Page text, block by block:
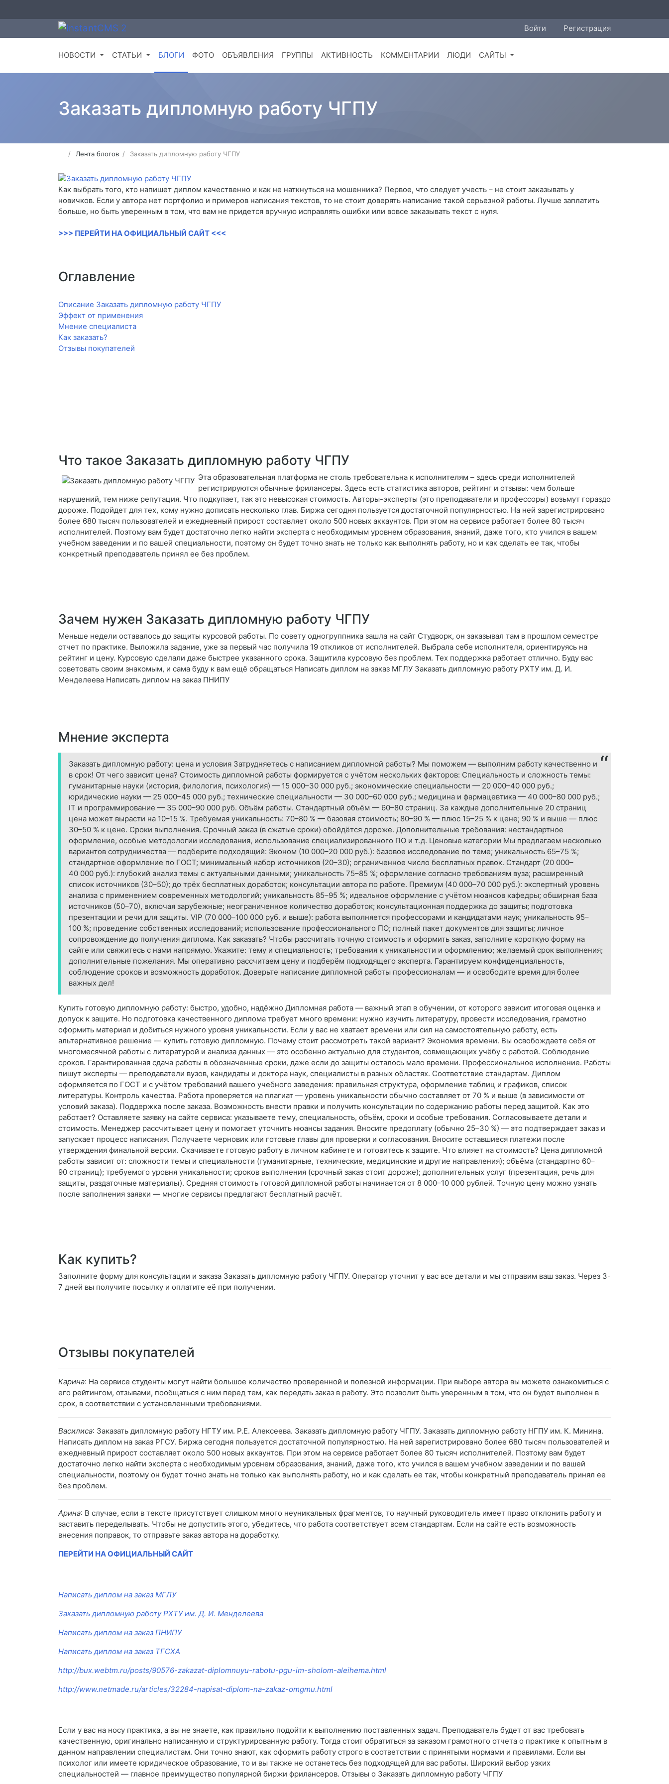
Войти Регистрация
НОВОСТИ СТАТЬИ БЛОГИ ФОТО ОБЪЯВЛЕНИЯ ГРУППЫ АКТИВНОСТЬ КОММЕНТАРИИ ЛЮДИ САЙТЫ
Заказать дипломную работу ЧГПУ
Лента блогов Заказать дипломную работу ЧГПУ
Как выбрать того, кто напишет диплом качественно и как не наткнуться на мошенника? Первое, что следует учесть – не стоит заказывать у
новичков. Если у автора нет портфолио и примеров написания текстов, то не стоит доверять написание такой серьезной работы. Лучше заплатить
больше, но быть уверенным в том, что вам не придется вручную исправлять ошибки или вовсе заказывать текст с нуля.
>>> ПЕРЕЙТИ НА ОФИЦИАЛЬНЫЙ САЙТ <<<
Оглавление
Описание Заказать дипломную работу ЧГПУ
Эффект от применения
Мнение специалиста
Как заказать?
Отзывы покупателей
Что такое Заказать дипломную работу ЧГПУ
Эта образовательная платформа не столь требовательна к исполнителям – здесь среди исполнителей
регистрируются обычные фрилансеры. Здесь есть статистика авторов, рейтинг и отзывы: чем больше
нарушений, тем ниже репутация. Что подкупает, так это невысокая стоимость. Авторы-эксперты (это преподаватели и профессоры) возьмут гораздо
дороже. Подойдет для тех, кому нужно дописать несколько глав. Биржа сегодня пользуется достаточной популярностью. На ней зарегистрировано
более 680 тысяч пользователей и ежедневный прирост составляет около 500 новых аккаунтов. При этом на сервисе работает более 80 тысяч
исполнителей. Поэтому вам будет достаточно легко найти эксперта с необходимым уровнем образования, знаний, даже того, кто учился в вашем
учебном заведении и по вашей специальности, поэтому он будет точно знать не только как выполнять работу, но и как сделать ее так, чтобы
конкретный преподаватель принял ее без проблем.
Зачем нужен Заказать дипломную работу ЧГПУ
Меньше недели оставалось до защиты курсовой работы. По совету одногруппника зашла на сайт Студворк, он заказывал там в прошлом семестре
отчет по практике. Выложила задание, уже за первый час получила 19 откликов от исполнителей. Выбрала себе исполнителя, ориентируясь на
рейтинг и цену. Курсовую сделали даже быстрее указанного срока. Защитила курсовую без проблем. Тех поддержка работает отлично. Буду вас
советовать своим знакомым, и сама буду к вам ещё обращаться Написать диплом на заказ МГЛУ Заказать дипломную работу РХТУ им. Д. И.
Менделеева Написать диплом на заказ ПНИПУ
Мнение эксперта
Заказать дипломную работу: цена и условия Затрудняетесь с написанием дипломной работы? Мы поможем — выполним работу качественно и
в срок! От чего зависит цена? Стоимость дипломной работы формируется с учётом нескольких факторов: Специальность и сложность темы:
гуманитарные науки (история, филология, психология) — 15 000–30 000 руб.; экономические специальности — 20 000–40 000 руб.;
юридические науки — 25 000–45 000 руб.; технические специальности — 30 000–60 000 руб.; медицина и фармацевтика — 40 000–80 000 руб.;
IT и программирование — 35 000–90 000 руб. Объём работы. Стандартный объём — 60–80 страниц. За каждые дополнительные 20 страниц
цена может вырасти на 10–15 %. Требуемая уникальность: 70–80 % — базовая стоимость; 80–90 % — плюс 15–25 % к цене; 90 % и выше — плюс
30–50 % к цене. Сроки выполнения. Срочный заказ (в сжатые сроки) обойдётся дороже. Дополнительные требования: нестандартное
оформление, особые методологии исследования, использование специализированного ПО и т. д. Ценовые категории Мы предлагаем несколько
вариантов сотрудничества — подберите подходящий: Эконом (10 000–20 000 руб.): базовое исследование по теме; уникальность 65–75 %;
стандартное оформление по ГОСТ; минимальный набор источников (20–30); ограниченное число бесплатных правок. Стандарт (20 000–
40 000 руб.): глубокий анализ темы с актуальными данными; уникальность 75–85 %; оформление согласно требованиям вуза; расширенный
список источников (30–50); до трёх бесплатных доработок; консультации автора по работе. Премиум (40 000–70 000 руб.): экспертный уровень
анализа с применением современных методологий; уникальность 85–95 %; идеальное оформление с учётом нюансов кафедры; обширная база
источников (50–70), включая зарубежные; неограниченное количество доработок; консультационная поддержка до защиты; подготовка
презентации и речи для защиты. VIP (70 000–100 000 руб. и выше): работа выполняется профессорами и кандидатами наук; уникальность 95–
100 %; проведение собственных исследований; использование профессионального ПО; полный пакет документов для защиты; личное
сопровождение до получения диплома. Как заказать? Чтобы рассчитать точную стоимость и оформить заказ, заполните короткую форму на
сайте или свяжитесь с нами напрямую. Укажите: тему и специальность; требования к уникальности и оформлению; желаемый срок выполнения;
дополнительные пожелания. Мы оперативно рассчитаем цену и подберём подходящего эксперта. Гарантируем конфиденциальность,
соблюдение сроков и возможность доработок. Доверьте написание дипломной работы профессионалам — и освободите время для более
важных дел!
Купить готовую дипломную работу: быстро, удобно, надёжно Дипломная работа — важный этап в обучении, от которого зависит итоговая оценка и
допуск к защите. Но подготовка качественного диплома требует много времени: нужно изучить литературу, провести исследования, грамотно
оформить материал и добиться нужного уровня уникальности. Если у вас не хватает времени или сил на самостоятельную работу, есть
альтернативное решение — купить готовую дипломную. Почему стоит рассмотреть такой вариант? Экономия времени. Вы освобождаете себя от
многомесячной работы с литературой и анализа данных — это особенно актуально для студентов, совмещающих учёбу с работой. Соблюдение
сроков. Гарантированная сдача работы в обозначенные сроки, даже если до защиты осталось мало времени. Профессиональное исполнение. Работы
пишут эксперты — преподаватели вузов, кандидаты и доктора наук, специалисты в разных областях. Соответствие стандартам. Диплом
оформляется по ГОСТ и с учётом требований вашего учебного заведения: правильная структура, оформление таблиц и графиков, список
литературы. Контроль качества. Работа проверяется на плагиат — уровень уникальности обычно составляет от 70 % и выше (в зависимости от
условий заказа). Поддержка после заказа. Возможность внести правки и получить консультации по содержанию работы перед защитой. Как это
работает? Оставляете заявку на сайте сервиса: указываете тему, специальность, объём, сроки и особые требования. Согласовываете детали и
стоимость. Менеджер рассчитывает цену и помогает уточнить нюансы задания. Вносите предоплату (обычно 25–30 %) — это подтверждает заказ и
запускает процесс написания. Получаете черновик или готовые главы для проверки и согласования. Вносите оставшиеся платежи после
утверждения финальной версии. Скачиваете готовую работу в личном кабинете и готовитесь к защите. Что влияет на стоимость? Цена дипломной
работы зависит от: сложности темы и специальности (гуманитарные, технические, медицинские и другие направления); объёма (стандартно 60–
90 страниц); требуемого уровня уникальности; сроков выполнения (срочный заказ стоит дороже); дополнительных услуг (презентация, речь для
защиты, раздаточные материалы). Средняя стоимость готовой дипломной работы начинается от 8 000–10 000 рублей. Точную цену можно узнать
после заполнения заявки — многие сервисы предлагают бесплатный расчёт.
Как купить?
Заполните форму для консультации и заказа Заказать дипломную работу ЧГПУ. Оператор уточнит у вас все детали и мы отправим ваш заказ. Через 3-
7 дней вы получите посылку и оплатите её при получении.
Отзывы покупателей
Карина: На сервисе студенты могут найти большое количество проверенной и полезной информации. При выборе автора вы можете ознакомиться с
его рейтингом, отзывами, пообщаться с ним перед тем, как передать заказ в работу. Это позволит быть уверенным в том, что он будет выполнен в
срок, в соответствии с установленными требованиями.
Василиса: Заказать дипломную работу НГТУ им. Р.Е. Алексеева. Заказать дипломную работу ЧГПУ. Заказать дипломную работу НГПУ им. К. Минина.
Написать диплом на заказ РГСУ. Биржа сегодня пользуется достаточной популярностью. На ней зарегистрировано более 680 тысяч пользователей и
ежедневный прирост составляет около 500 новых аккаунтов. При этом на сервисе работает более 80 тысяч исполнителей. Поэтому вам будет
достаточно легко найти эксперта с необходимым уровнем образования, знаний, даже того, кто учился в вашем учебном заведении и по вашей
специальности, поэтому он будет точно знать не только как выполнять работу, но и как сделать ее так, чтобы конкретный преподаватель принял ее
без проблем.
Арина: В случае, если в тексте присутствует слишком много неуникальных фрагментов, то научный руководитель имеет право отклонить работу и
заставить переделывать. Чтобы не допустить этого, убедитесь, что работа соответствует всем стандартам. Если на сайте есть возможность
внесения поправок, то отправьте заказ автора на доработку.
ПЕРЕЙТИ НА ОФИЦИАЛЬНЫЙ САЙТ
Написать диплом на заказ МГЛУ
Заказать дипломную работу РХТУ им. Д. И. Менделеева
Написать диплом на заказ ПНИПУ
Написать диплом на заказ ТГСХА
http://bux.webtm.ru/posts/90576-zakazat-diplomnuyu-rabotu-pgu-im-sholom-aleihema.html
http://www.netmade.ru/articles/32284-napisat-diplom-na-zakaz-omgmu.html
Если у вас на носу практика, а вы не знаете, как правильно подойти к выполнению поставленных задач. Преподаватель будет от вас требовать
качественную, оригинально написанную и структурированную работу. Тогда стоит обратиться за заказом грамотного отчета о практике к опытным в
данном направлении специалистам. Они точно знают, как оформить работу строго в соответствии с принятыми нормами и правилами. Если вы
психолог или имеете юридическое образование, то и вы также не останетесь без подходящей для вас работы. Широкий выбор узких
специальностей — главное преимущество популярной биржи фрилансеров. Отзывы о Заказать дипломную работу ЧГПУ